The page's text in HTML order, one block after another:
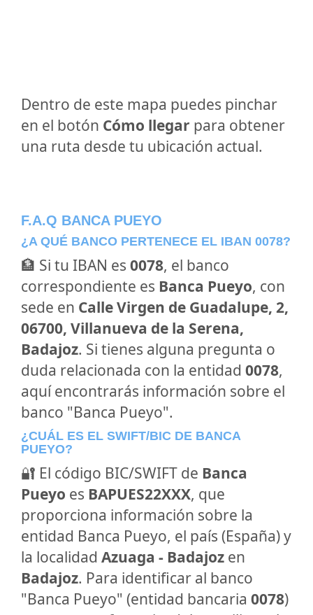
Dentro de este mapa puedes pinchar
en el botón Cómo llegar para obtener
una ruta desde tu ubicación actual.
F.A.Q BANCA PUEYO
¿A QUÉ BANCO PERTENECE EL IBAN 0078?
🏦 Si tu IBAN es 0078, el banco
correspondiente es Banca Pueyo, con
sede en Calle Virgen de Guadalupe, 2,
06700, Villanueva de la Serena,
Badajoz. Si tienes alguna pregunta o
duda relacionada con la entidad 0078,
aquí encontrarás información sobre el
banco "Banca Pueyo".
¿CUÁL ES EL SWIFT/BIC DE BANCA
PUEYO?
🔐 El código BIC/SWIFT de Banca
Pueyo es BAPUES22XXX, que
proporciona información sobre la
entidad Banca Pueyo, el país (España) y
la localidad Azuaga - Badajoz en
Badajoz. Para identificar al banco
"Banca Pueyo" (entidad bancaria 0078)